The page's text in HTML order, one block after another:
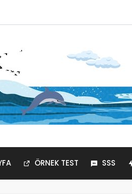
ÖRNEK TEST SSS